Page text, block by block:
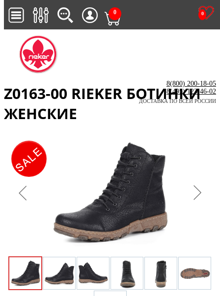
0
0
8(800) 200-18-05
8(495) 123-46-02
ДОСТАВКА ПО ВСЕЙ РОССИИ
Z0163-00 RIEKER БОТИНКИ
ЖЕНСКИЕ